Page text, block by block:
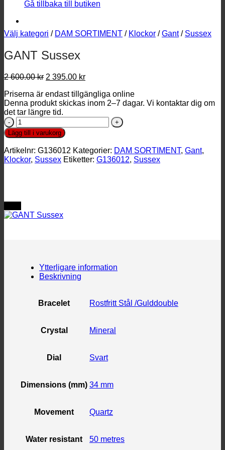
Gå tillbaka till butiken
Välj kategori / DAM SORTIMENT / Klockor / Gant / Sussex
GANT Sussex
2 600.00kr Det
priset
var:
2
2 395.00 krDet
priset
är:
395.00 kr.
Priserna är endast tillgängliga online
Denna produkt skickas inom 2–7 dagar. Vi kontaktar dig om
det tar längre tid.
GANT
Sussex
mängd
Lägg till i varukorg
Artikelnr: G136012 Kategorier: DAM SORTIMENT, Gant,
Klockor, Sussex Etiketter: G136012, Sussex
Ytterligare information
Beskrivning
Bracelet Rostfritt Stål /Gulddouble
Crystal Mineral
Dial Svart
Dimensions (mm) 34 mm
Movement Quartz
Water resistant 50 metres